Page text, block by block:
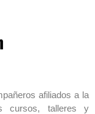
afiliados a la
cursos, talleres y